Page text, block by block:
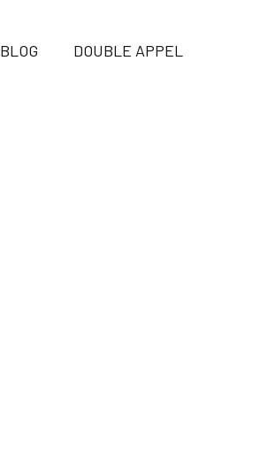
BLOG DOUBLE APPEL